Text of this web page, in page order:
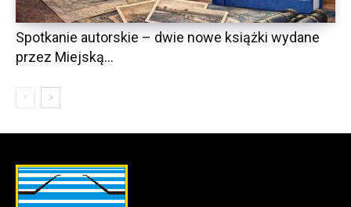
Spotkanie autorskie – dwie nowe książki wydane
przez Miejską...